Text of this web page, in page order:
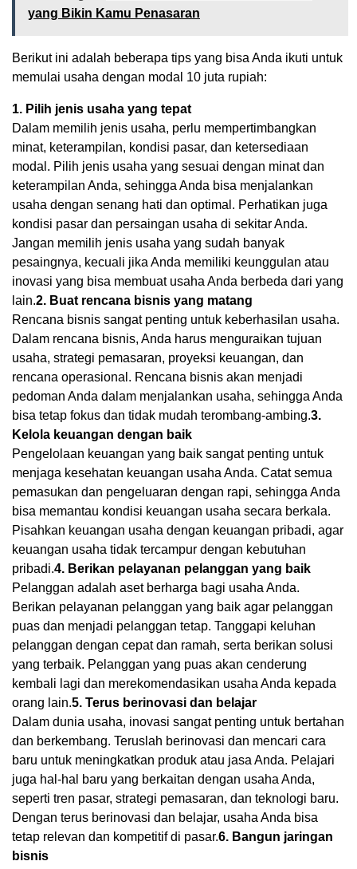
yang Bikin Kamu Penasaran
Berikut ini adalah beberapa tips yang bisa Anda ikuti untuk
memulai usaha dengan modal 10 juta rupiah:
1. Pilih jenis usaha yang tepat
Dalam memilih jenis usaha, perlu mempertimbangkan
minat, keterampilan, kondisi pasar, dan ketersediaan
modal. Pilih jenis usaha yang sesuai dengan minat dan
keterampilan Anda, sehingga Anda bisa menjalankan
usaha dengan senang hati dan optimal. Perhatikan juga
kondisi pasar dan persaingan usaha di sekitar Anda.
Jangan memilih jenis usaha yang sudah banyak
pesaingnya, kecuali jika Anda memiliki keunggulan atau
inovasi yang bisa membuat usaha Anda berbeda dari yang
lain.2. Buat rencana bisnis yang matang
Rencana bisnis sangat penting untuk keberhasilan usaha.
Dalam rencana bisnis, Anda harus menguraikan tujuan
usaha, strategi pemasaran, proyeksi keuangan, dan
rencana operasional. Rencana bisnis akan menjadi
pedoman Anda dalam menjalankan usaha, sehingga Anda
bisa tetap fokus dan tidak mudah terombang-ambing.3.
Kelola keuangan dengan baik
Pengelolaan keuangan yang baik sangat penting untuk
menjaga kesehatan keuangan usaha Anda. Catat semua
pemasukan dan pengeluaran dengan rapi, sehingga Anda
bisa memantau kondisi keuangan usaha secara berkala.
Pisahkan keuangan usaha dengan keuangan pribadi, agar
keuangan usaha tidak tercampur dengan kebutuhan
pribadi.4. Berikan pelayanan pelanggan yang baik
Pelanggan adalah aset berharga bagi usaha Anda.
Berikan pelayanan pelanggan yang baik agar pelanggan
puas dan menjadi pelanggan tetap. Tanggapi keluhan
pelanggan dengan cepat dan ramah, serta berikan solusi
yang terbaik. Pelanggan yang puas akan cenderung
kembali lagi dan merekomendasikan usaha Anda kepada
orang lain.5. Terus berinovasi dan belajar
Dalam dunia usaha, inovasi sangat penting untuk bertahan
dan berkembang. Teruslah berinovasi dan mencari cara
baru untuk meningkatkan produk atau jasa Anda. Pelajari
juga hal-hal baru yang berkaitan dengan usaha Anda,
seperti tren pasar, strategi pemasaran, dan teknologi baru.
Dengan terus berinovasi dan belajar, usaha Anda bisa
tetap relevan dan kompetitif di pasar.6. Bangun jaringan
bisnis